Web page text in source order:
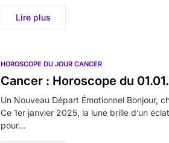
Lire plus
HOROSCOPE DU JOUR CANCER
Cancer : Horoscope du
Un Nouveau Départ Émotionnel Bonjour,
Ce 1er janvier 2025, la lune brille d’un
pour…